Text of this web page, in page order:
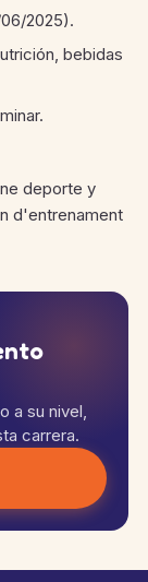
2025).
bebidas
deporte y
d'entrenament
a su nivel,
carrera.